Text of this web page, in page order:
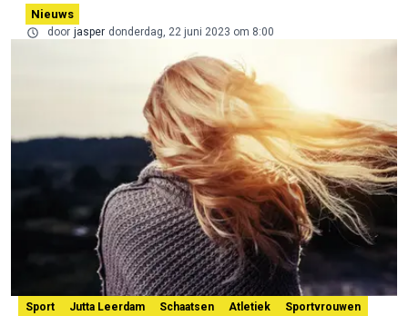
Nieuws
door jasper donderdag, 22 juni 2023 om 8:00
Sport Jutta Leerdam Schaatsen Atletiek
Sportvrouwen